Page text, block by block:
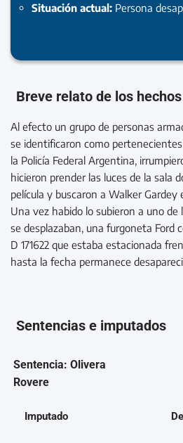
Situación actual: Persona
Breve relato de los hechos
Al efecto un grupo de personas
se identificaron como
la Policía Federal Argentina,
hicieron prender las luces de la sala
película y buscaron a Walker Gardey
Una vez habido lo subieron a uno de
se desplazaban, una furgoneta Ford
D 171622 que estaba estacionada
hasta la fecha permanece
Sentencias e imputados
Sentencia: Olivera
Rovere
Imputado